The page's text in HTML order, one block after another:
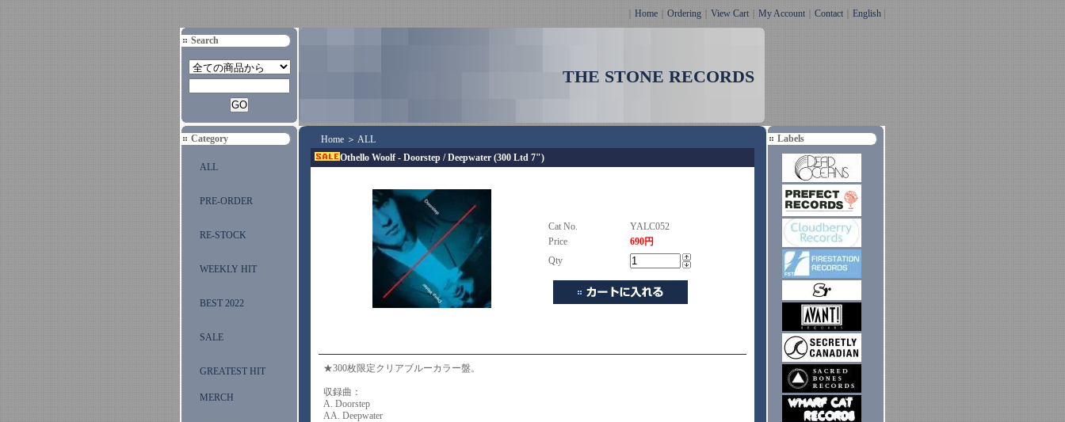
Home Ordering View Cart My Account Contact English
Search
THE STONE RECORDS
Category
ALL
PRE-ORDER
RE-STOCK
WEEKLY HIT
BEST 2022
SALE
GREATEST HIT
MERCH
Home ＞ ALL
Othello Woolf - Doorstep / Deepwater (300 Ltd 7")
Cat No.
YALC052
Price
690円
Qty
★300枚限定クリアブルーカラー盤。
収録曲：
A. Doorstep
AA. Deepwater
Labels